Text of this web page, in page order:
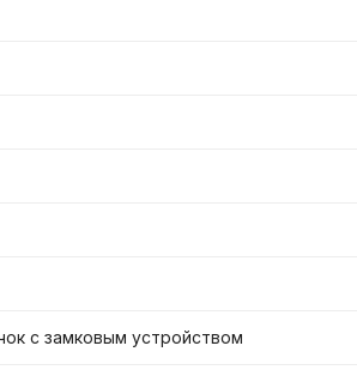
с замковым устройством